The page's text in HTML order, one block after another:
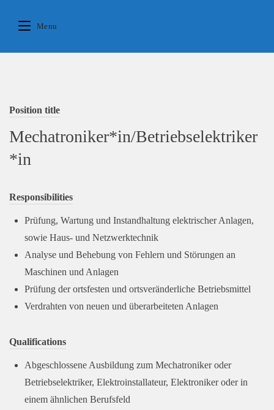
Menu
Position title
Mechatroniker*in/Betriebselektriker
*in
Responsibilities
Prüfung, Wartung und Instandhaltung elektrischer Anlagen,
sowie Haus- und Netzwerktechnik
Analyse und Behebung von Fehlern und Störungen an
Maschinen und Anlagen
Prüfung der ortsfesten und ortsveränderliche Betriebsmittel
Verdrahten von neuen und überarbeiteten Anlagen
Qualifications
Abgeschlossene Ausbildung zum Mechatroniker oder
Betriebselektriker, Elektroinstallateur, Elektroniker oder in
einem ähnlichen Berufsfeld